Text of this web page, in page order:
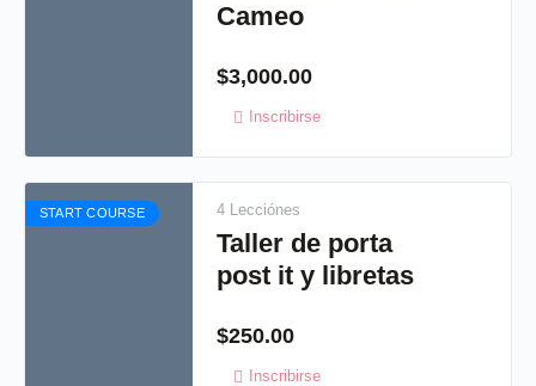
Cameo
$3,000.00
Inscribirse
START COURSE 4 Lecciónes
Taller de porta
post it y libretas
$250.00
Inscribirse